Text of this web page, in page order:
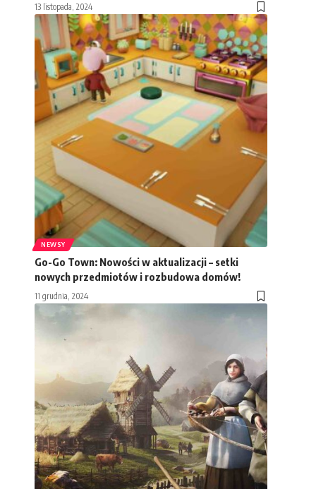
13 listopada, 2024
NEWSY
Go-Go Town: Nowości w aktualizacji – setki
nowych przedmiotów i rozbudowa domów!
11 grudnia, 2024